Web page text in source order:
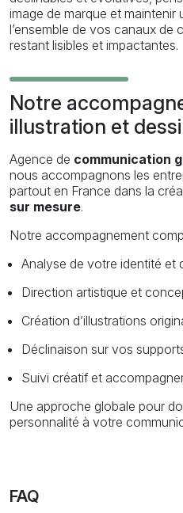
image de marque et
l’ensemble de vos canaux de
restant lisibles et impactantes.
Notre
illustration et
Agence de communication
nous accompagnons les
partout en France dans la
sur mesure.
Notre accompagnement
Analyse de votre identité et
Direction artistique et
Création d’illustrations
Déclinaison sur vos
Suivi créatif et
Une approche globale pour
personnalité à votre
FAQ